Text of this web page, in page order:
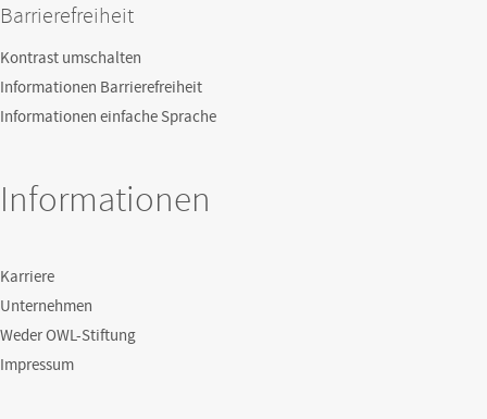
Barrierefreiheit
Kontrast umschalten
Informationen Barrierefreiheit
Informationen einfache Sprache
Informationen
Karriere
Unternehmen
Weder OWL-Stiftung
Impressum